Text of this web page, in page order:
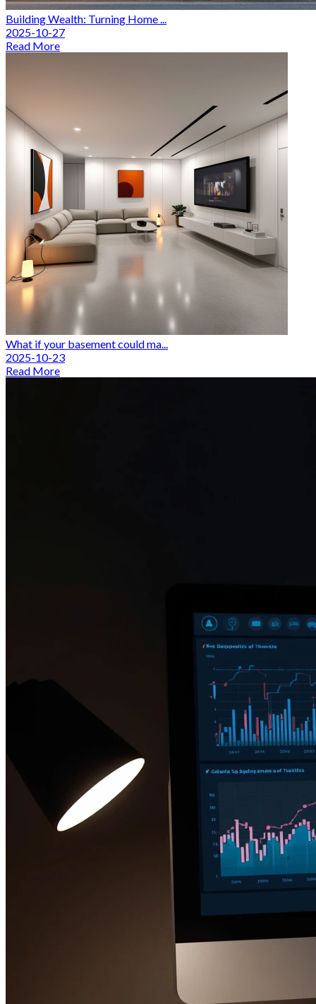
Building Wealth: Turning Home ...
2025-10-27
Read More
What if your basement could ma...
2025-10-23
Read More